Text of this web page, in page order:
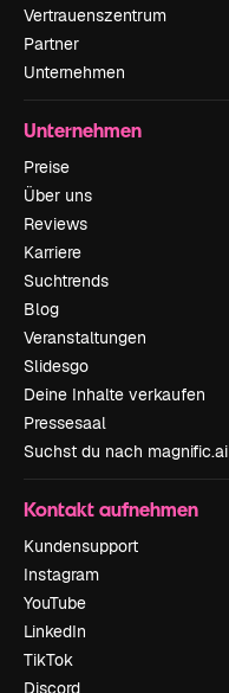
Vertrauenszentrum
Partner
Unternehmen
Unternehmen
Preise
Über uns
Reviews
Karriere
Suchtrends
Blog
Veranstaltungen
Slidesgo
Deine Inhalte verkaufen
Pressesaal
Suchst du nach magnific.ai
Kontakt aufnehmen
Kundensupport
Instagram
YouTube
LinkedIn
TikTok
Discord